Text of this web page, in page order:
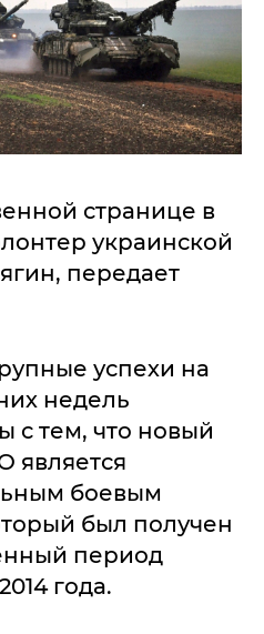
странице в
украинской
передает
успехи на
недель
с тем, что новый
является
боевым
был получен
период
года.